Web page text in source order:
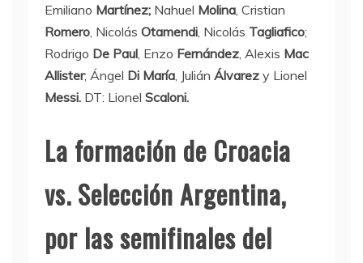
Emiliano Martínez; Nahuel Molina , Cristian
Romero , Nicolás Otamendi , Nicolás Tagliafico;
Rodrigo De Paul , Enzo Fernández , Alexis Mac
Allister; Ángel Di María , Julián Álvarez y Lionel
Messi. DT: Lionel Scaloni.
La formación de Croacia
vs. Selección Argentina,
por las semifinales del